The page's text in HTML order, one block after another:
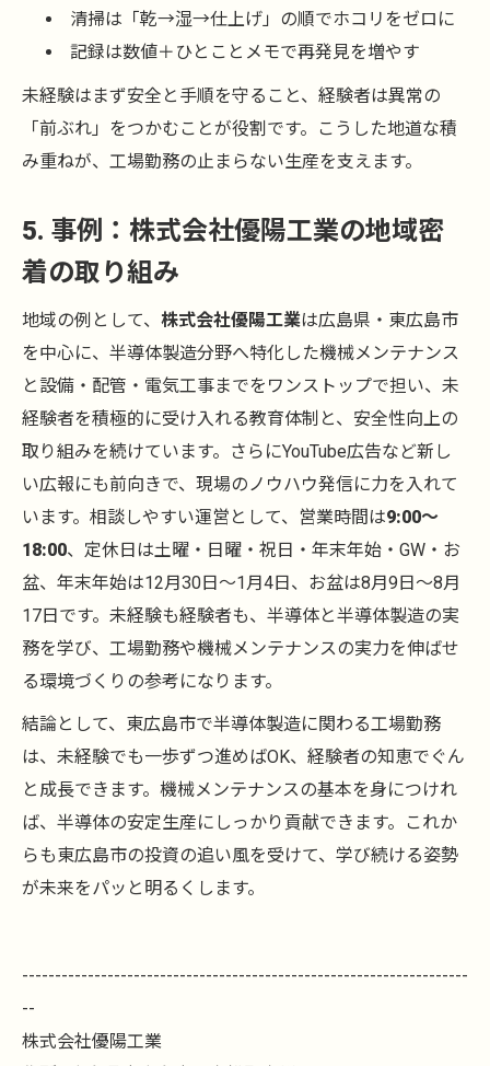
清掃は「乾→湿→仕上げ」の順でホコリをゼロに
記録は数値＋ひとことメモで再発見を増やす
未経験はまず安全と手順を守ること、経験者は異常の
「前ぶれ」をつかむことが役割です。こうした地道な積
み重ねが、工場勤務の止まらない生産を支えます。
5. 事例：株式会社優陽工業の地域密
着の取り組み
地域の例として、 株式会社優陽工業は広島県・東広島市
を中心に、半導体製造分野へ特化した機械メンテナンス
と設備・配管・電気工事までをワンストップで担い、未
経験者を積極的に受け入れる教育体制と、安全性向上の
取り組みを続けています。さらにYouTube広告など新し
い広報にも前向きで、現場のノウハウ発信に力を入れて
います。相談しやすい運営として、営業時間は9:00〜
18:00、定休日は土曜・日曜・祝日・年末年始・GW・お
盆、年末年始は12月30日〜1月4日、お盆は8月9日〜8月
17日です。未経験も経験者も、半導体と半導体製造の実
務を学び、工場勤務や機械メンテナンスの実力を伸ばせ
る環境づくりの参考になります。
結論として、東広島市で半導体製造に関わる工場勤務
は、未経験でも一歩ずつ進めばOK、経験者の知恵でぐん
と成長できます。機械メンテナンスの基本を身につけれ
ば、半導体の安定生産にしっかり貢献できます。これか
らも東広島市の投資の追い風を受けて、学び続ける姿勢
が未来をパッと明るくします。
--------------------------------------------------------------------
--
株式会社優陽工業